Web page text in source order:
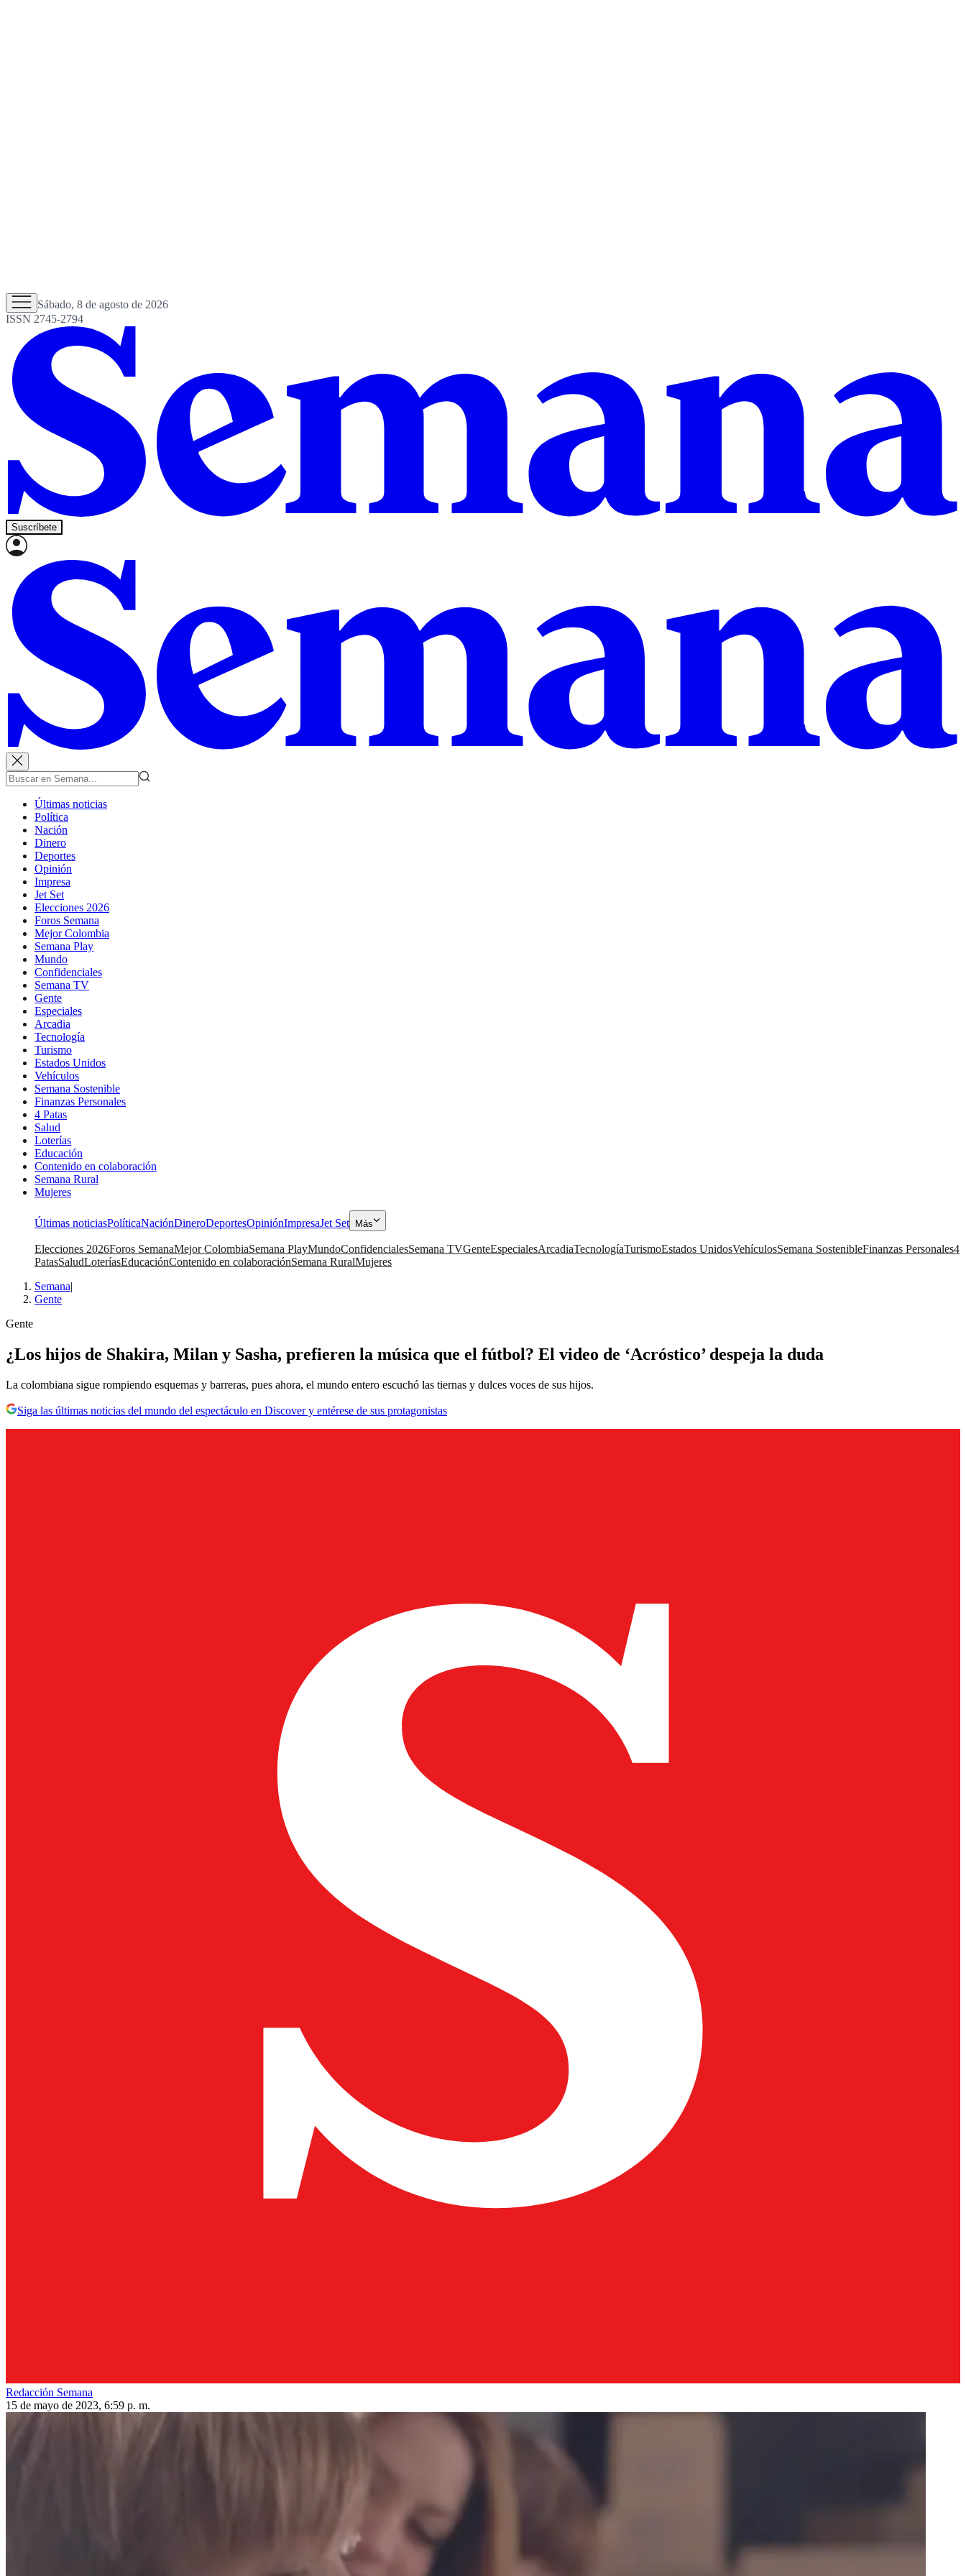
Sábado, 8 de agosto de 2026
ISSN 2745-2794
Suscríbete
Últimas noticias
Política
Nación
Dinero
Deportes
Opinión
Impresa
Jet Set
Elecciones 2026
Foros Semana
Mejor Colombia
Semana Play
Mundo
Confidenciales
Semana TV
Gente
Especiales
Arcadia
Tecnología
Turismo
Estados Unidos
Vehículos
Semana Sostenible
Finanzas Personales
4 Patas
Salud
Loterías
Educación
Contenido en colaboración
Semana Rural
Mujeres
Últimas noticiasPolíticaNaciónDineroDeportesOpiniónImpresaJet Set Más
Elecciones 2026Foros SemanaMejor ColombiaSemana PlayMundoConfidencialesSemana TVGenteEspecialesArcadiaTecnologíaTurismoEstados UnidosVehículosSemana SostenibleFinanzas Personales4
PatasSaludLoteríasEducaciónContenido en colaboraciónSemana RuralMujeres
Semana|
Gente
Gente
¿Los hijos de Shakira, Milan y Sasha, prefieren la música que el fútbol? El video de ‘Acróstico’ despeja la duda
La colombiana sigue rompiendo esquemas y barreras, pues ahora, el mundo entero escuchó las tiernas y dulces voces de sus hijos.
Siga las últimas noticias del mundo del espectáculo en Discover y entérese de sus protagonistas
Redacción Semana
15 de mayo de 2023, 6:59 p. m.